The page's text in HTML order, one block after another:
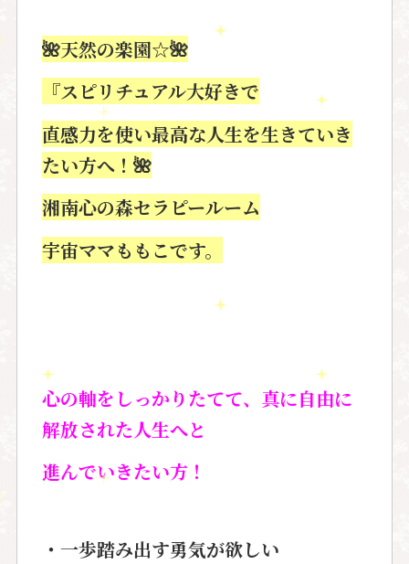
🌺天然の楽園☆🌺
『スピリチュアル大好きで
直感力を使い最高な人生を生きていき
たい方へ！🌺
湘南心の森セラピールーム
宇宙ママももこです。
心の軸をしっかりたてて、真に自由に
解放された人生へと
進んでいきたい方！
・一歩踏み出す勇気が欲しい